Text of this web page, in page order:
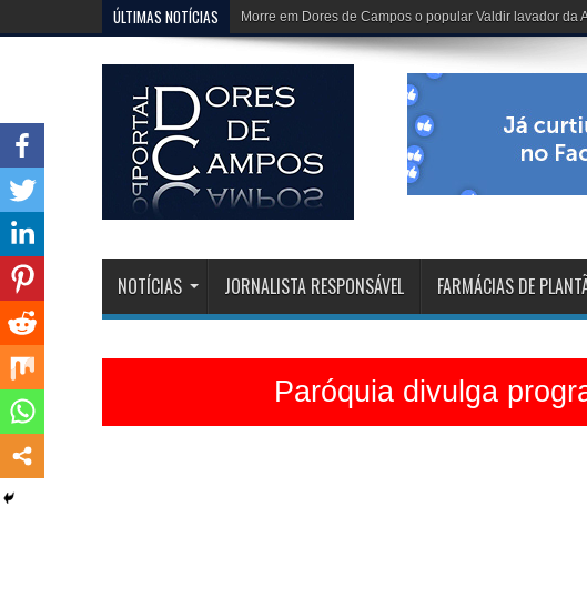
ÚLTIMAS NOTÍCIAS Paróquia divulga programação da Festa de Nossa
NOTÍCIAS JORNALISTA RESPONSÁVEL FARMÁCIAS DE
Paróquia divulga